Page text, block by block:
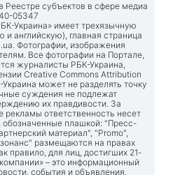
Реестре субъектов в сфере медиа
05347
Украина» имеет трехязычную
английскую), главная страница
. Фотографии, изображения
Все фотографии на Портале,
журналисты РБК-Украина,
Creative Commons Attribution
может не разделять точку
суждения не подлежат
их правдивости. За
рекламы ответственность несет
плашкой: "Пресс-
материал", "Promo",
размещаются на правах
правило, для лиц, достигших 21-
– это информационный
события и объявления,